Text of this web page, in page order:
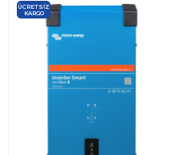
ÜCRETSIZ
KARGO